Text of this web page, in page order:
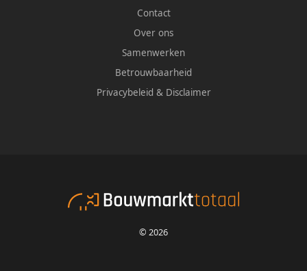
Contact
Over ons
Samenwerken
Betrouwbaarheid
Privacybeleid & Disclaimer
© 2026